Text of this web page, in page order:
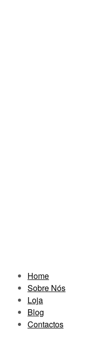
Home
Sobre Nós
Loja
Blog
Contactos